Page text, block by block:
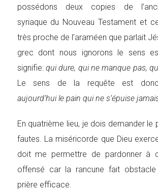
possédons deux copies de
syriaque du Nouveau Testament et
très proche de l’araméen que parlait
grec dont nous ignorons le sens
signifie:qui dure, qui ne manque pas,
Le sens de la requête est
aujourd’hui le pain qui ne s’épuise
En quatrième lieu, je dois demander le
fautes. La miséricorde que Dieu
doit me permettre de pardonner à
offensé car la rancune fait
prière efficace.